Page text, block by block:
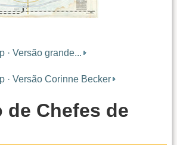
· Versão grande...
· Versão Corinne Becker
de Chefes de